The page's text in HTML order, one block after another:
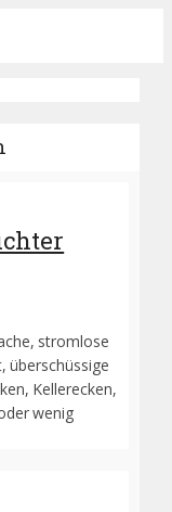
stromlose
überschüssige
Kellerecken,
wenig